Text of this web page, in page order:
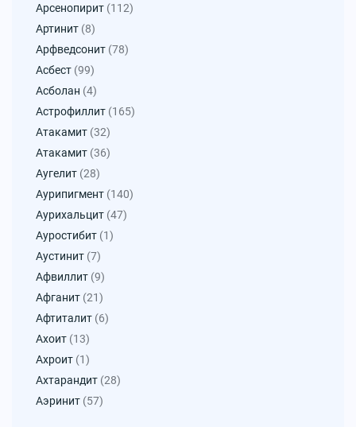
Арсенопирит (112)
Артинит (8)
Арфведсонит (78)
Асбест (99)
Асболан (4)
Астрофиллит (165)
Атакамит (32)
Атакамит (36)
Аугелит (28)
Аурипигмент (140)
Аурихальцит (47)
Ауростибит (1)
Аустинит (7)
Афвиллит (9)
Афганит (21)
Афтиталит (6)
Ахоит (13)
Ахроит (1)
Ахтарандит (28)
Аэринит (57)